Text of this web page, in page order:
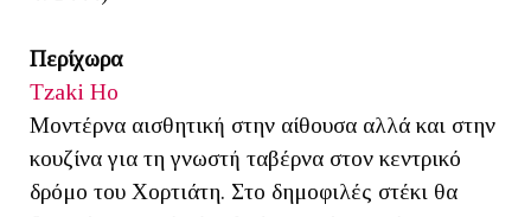
Περίχωρα
Tzaki Ho
Μοντέρνα αισθητική στην αίθουσα αλλά και στην
κουζίνα για τη γνωστή ταβέρνα στον κεντρικό
δρόμο του Χορτιάτη. Στο δημοφιλές στέκι θα